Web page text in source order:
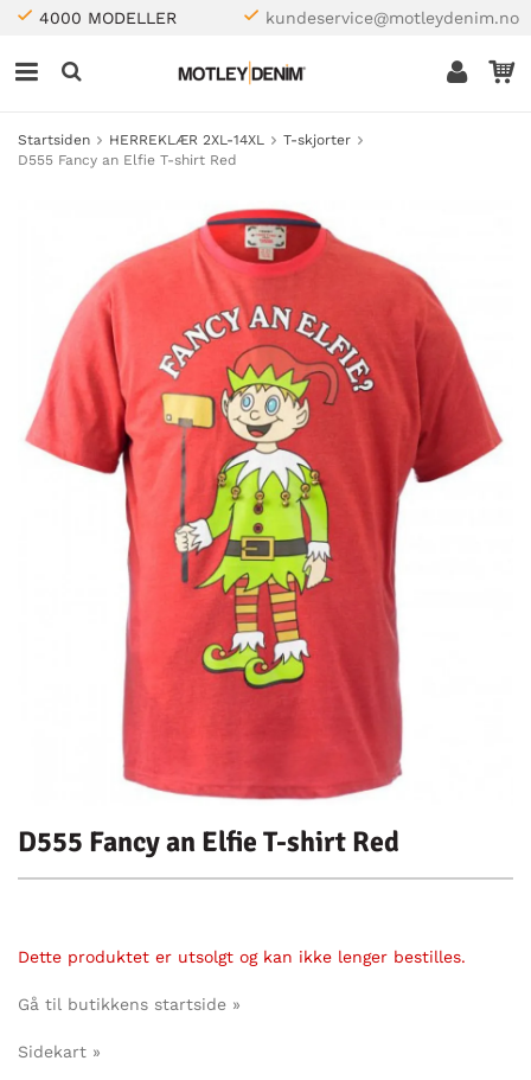
4000 MODELLER kundeservice@motleydenim.no
Startsiden HERREKLÆR 2XL-14XL
T-skjorter
D555 Fancy an Elfie T-shirt Red
D555 Fancy an Elfie T-shirt Red
Dette produktet er utsolgt og kan ikke lenger bestilles.
Gå til butikkens startside »
Sidekart »